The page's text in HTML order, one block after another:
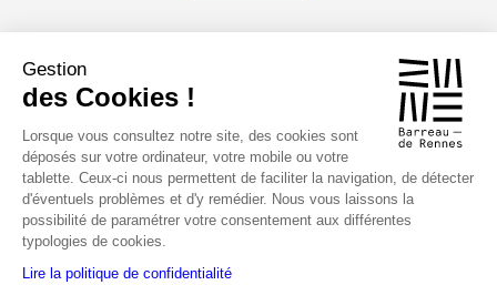
ANNUAIRE
DES AVOCATS
Gestion
des Cookies !
Lorsque vous consultez notre site, des cookies sont
déposés sur votre ordinateur, votre mobile ou votre
tablette. Ceux-ci nous permettent de faciliter la navigation, de détecter
d'éventuels problèmes et d'y remédier. Nous vous laissons la
possibilité de paramétrer votre consentement aux différentes
typologies de cookies.
Lire la politique de confidentialité